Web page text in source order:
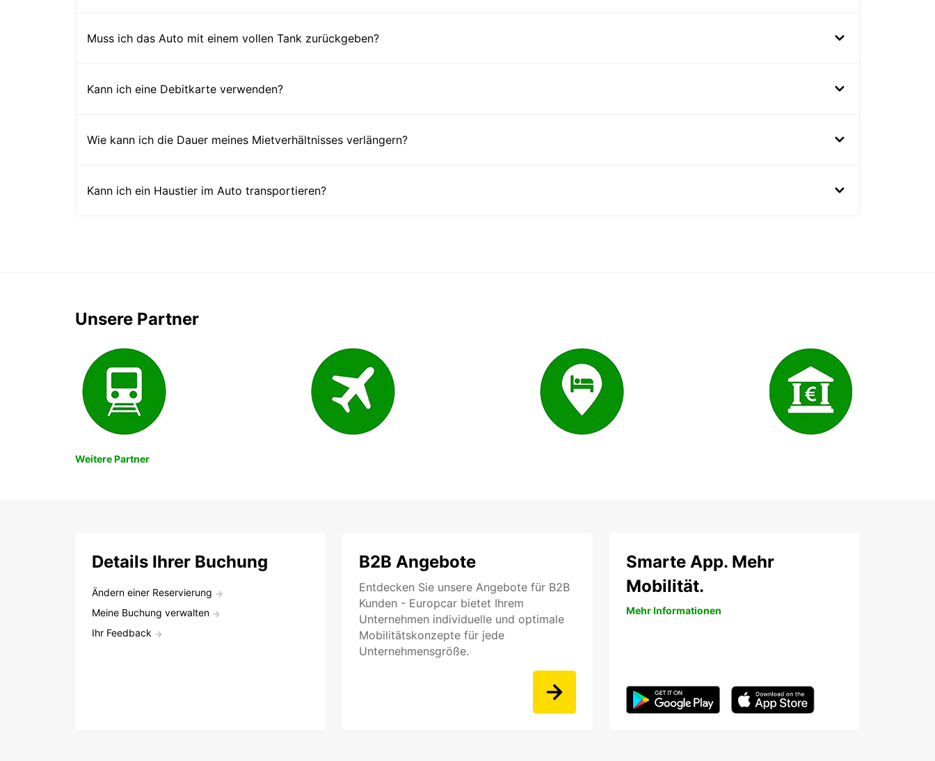
Muss ich das Auto mit einem vollen Tank zurückgeben?
Kann ich eine Debitkarte verwenden?
Wie kann ich die Dauer meines Mietverhältnisses verlängern?
Kann ich ein Haustier im Auto transportieren?
Unsere Partner
Weitere Partner
Details Ihrer Buchung
Ändern einer Reservierung
Meine Buchung verwalten
Ihr Feedback
B2B Angebote
Entdecken Sie unsere Angebote für B2B
Kunden - Europcar bietet Ihrem
Unternehmen individuelle und optimale
Mobilitätskonzepte für jede
Unternehmensgröße.
Smarte App. Mehr
Mobilität.
Mehr Informationen